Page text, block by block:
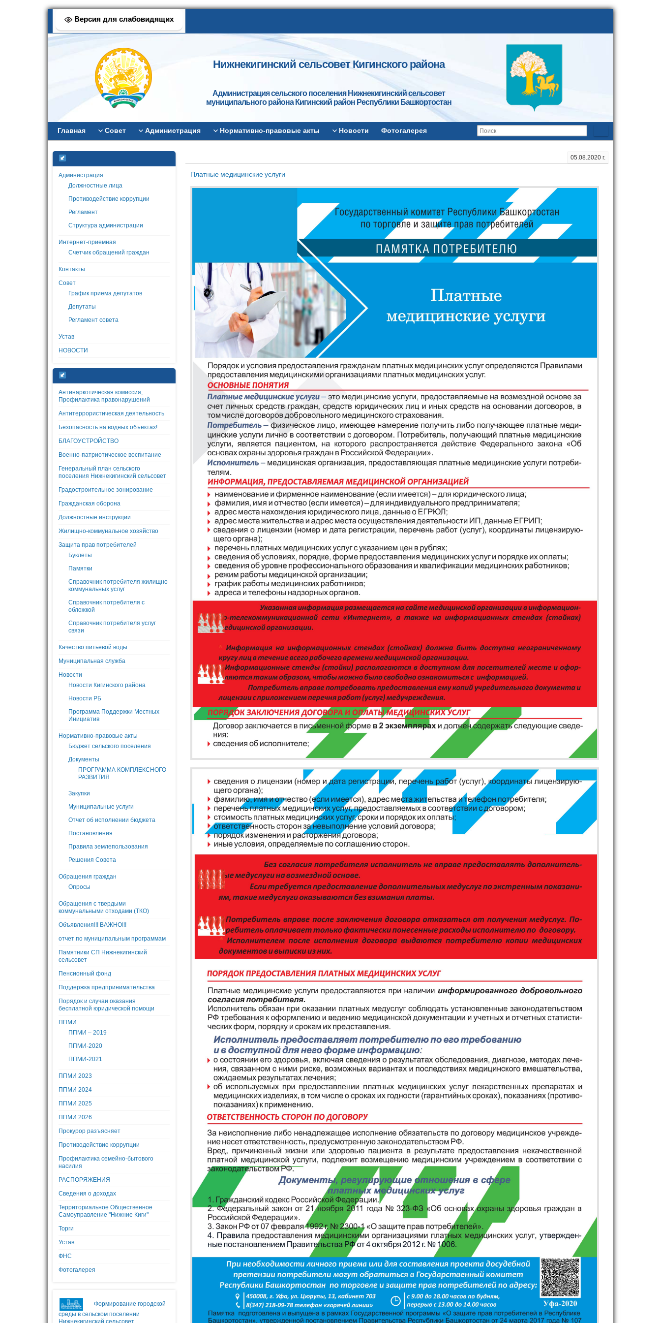
Версия для слабовидящих
Нижнекигинский сельсовет Кигинского района
Администрация сельского поселения Нижнекигинский сельсовет
муниципального района Кигинский район Республики Башкортостан
Главная Совет Администрация Нормативно-правовые акты Новости Фотогалерея
Администрация
Должностные лица
Противодействие коррупции
Регламент
Структура администрации
Интернет-приемная
Счетчик обращений граждан
Контакты
Совет
График приема депутатов
Депутаты
Регламент совета
Устав
НОВОСТИ
Антинаркотическая комиссия,
Профилактика правонарушений
Антитеррористическая деятельность
Безопасность на водных объектах!
БЛАГОУСТРОЙСТВО
Военно-патриотическое воспитание
Генеральный план сельского
поселения Нижнекигинский сельсовет
Градостроительное зонирование
Гражданская оборона
Должностные инструкции
Жилищно-коммунальное хозяйство
Защита прав потребителей
Буклеты
Памятки
Справочник потребителя жилищно-
коммунальных услуг
Справочник потребителя с
обложкой
Справочник потребителя услуг
связи
Качество питьевой воды
Муниципальная служба
Новости
Новости Кигинского района
Новости РБ
Программа Поддержки Местных
Инициатив
Нормативно-правовые акты
Бюджет сельского поселения
Документы
ПРОГРАММА КОМПЛЕКСНОГО
РАЗВИТИЯ
Закупки
Муниципальные услуги
Отчет об исполнении бюджета
Постановления
Правила землепользования
Решения Совета
Обращения граждан
Опросы
Обращения с твердыми
коммунальными отходами (ТКО)
Объявления!!! ВАЖНО!!!
отчет по муниципальным программам
Памятники СП Нижнекигинский
сельсовет
Пенсионный фонд
Поддержка предпринимательства
Порядок и случаи оказания
бесплатной юридической помощи
ППМИ
ППМИ – 2019
ППМИ-2020
ППМИ-2021
ППМИ 2023
ППМИ 2024
ППМИ 2025
ППМИ 2026
Прокурор разъясняет
Противодействие коррупции
Профилактика семейно-бытового
насилия
РАСПОРЯЖЕНИЯ
Сведения о доходах
Территориальное Общественное
Самоуправление "Нижние Киги"
Торги
Устав
ФНС
Фотогалерея
Формирование городской
среды в сельском поселении
Нижнекигинский сельсовет
05.08.2020 г.
Платные медицинские услуги